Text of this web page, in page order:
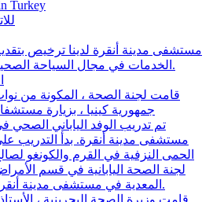
Turkey
مستشفى مدينة أنقرة لدينا ترخيص
الخدمات في مجال السياحة الصحية.
قامت لجنة الصحة ، المكونة من
جمهورية كينيا ، بزيارة
تم تدريب الوفد الياباني الصحي
مستشفى مدينة أنقرة. بدأ التدريب
الحمى النزفية في القرم والكونغو
لجنة الصحة اليابانية في قسم
المعدية في مستشفى مدينة أنقرة.
قامت وزيرة الصحة البحرينية ،